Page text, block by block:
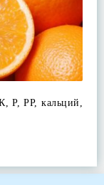
Р, РР, кальций,